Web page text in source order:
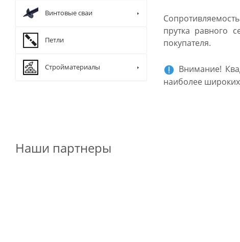
прутка равного
покупателя.
Внимание!
наиболее
Винтовые сваи
Петли
Стройматериалы
Наши партнеры